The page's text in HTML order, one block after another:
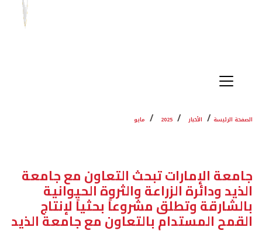
الصفحة الرئيسة الأخبار 2025 مايو
جامعة الإمارات تبحث التعاون مع جامعة
الذيد ودائرة الزراعة والثروة الحيوانية
بالشارقة وتطلق مشروعاً بحثياً لإنتاج
القمح المستدام بالتعاون مع جامعة الذيد